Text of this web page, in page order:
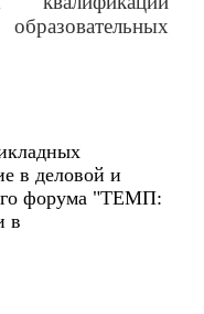
в деловой и
форума "ТЕМП:
в